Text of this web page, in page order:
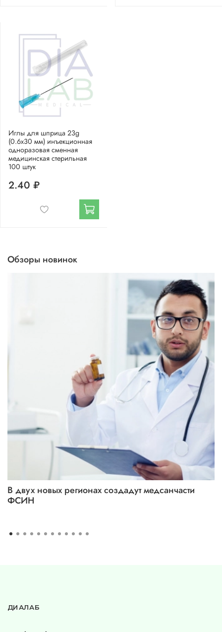
Иглы для шприца 23g
(0.6х30 мм) инъекционная
одноразовая сменная
медицинская стерильная
100 штук
2.40 ₽
Обзоры новинок
В двух новых регионах создадут медсанчасти
ФСИН
ДИАЛАБ